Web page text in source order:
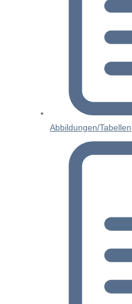
Abbildungen/Tabellen